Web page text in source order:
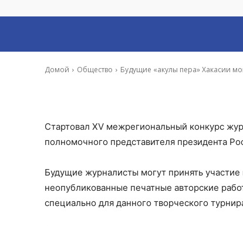
Домой Общество Будущие «акулы пера» Хакасии
участие в
Стартовал XV межрегиональный конкурс
полномочного представителя президента
Будущие журналисты могут принять
неопубликованные печатные авторские
специально для данного творческого